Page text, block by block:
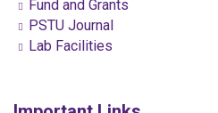
Fund and Grants
PSTU Journal
Lab Facilities